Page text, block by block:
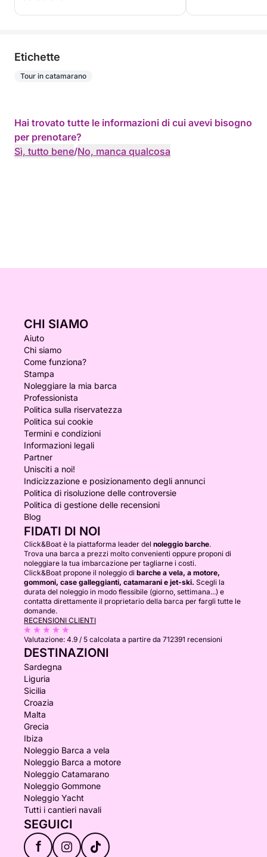
Etichette
Tour in catamarano
Hai trovato tutte le informazioni di cui avevi bisogno
per prenotare?
Sì, tutto bene/No, manca qualcosa
CHI SIAMO
Aiuto
Chi siamo
Come funziona?
Stampa
Noleggiare la mia barca
Professionista
Politica sulla riservatezza
Politica sui cookie
Termini e condizioni
Informazioni legali
Partner
Unisciti a noi!
Indicizzazione e posizionamento degli annunci
Politica di risoluzione delle controversie
Politica di gestione delle recensioni
Blog
FIDATI DI NOI
Click&Boat è la piattaforma leader del noleggio barche.
Trova una barca a prezzi molto convenienti oppure proponi di
noleggiare la tua imbarcazione per tagliarne i costi.
Click&Boat propone il noleggio di barche a vela, a motore,
gommoni, case galleggianti, catamarani e jet-ski. Scegli la
durata del noleggio in modo flessibile (giorno, settimana...) e
contatta direttamente il proprietario della barca per fargli tutte le
domande.
RECENSIONI CLIENTI
Valutazione: 4.9 / 5 calcolata a partire da 712391 recensioni
DESTINAZIONI
Sardegna
Liguria
Sicilia
Croazia
Malta
Grecia
Ibiza
Noleggio Barca a vela
Noleggio Barca a motore
Noleggio Catamarano
Noleggio Gommone
Noleggio Yacht
Tutti i cantieri navali
SEGUICI
f